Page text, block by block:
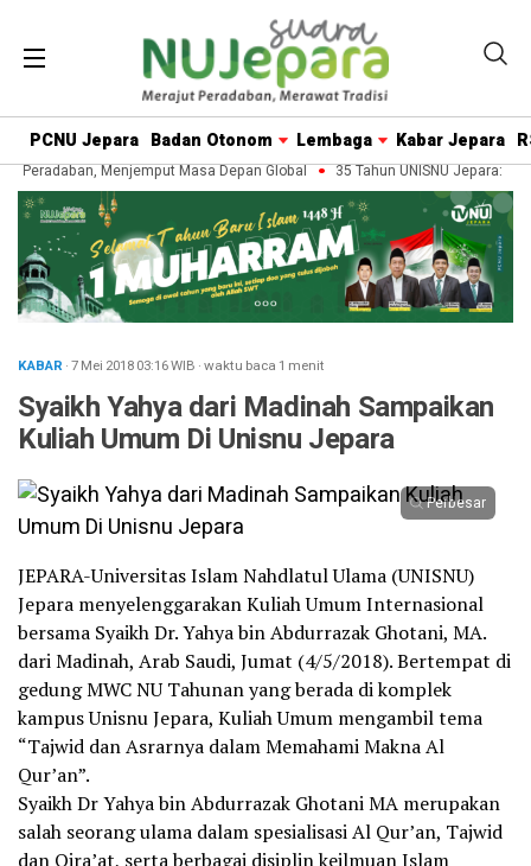
PCNU Jepara Badan Otonom Lembaga Kabar Jepara
Menjemput Masa Depan Global 35 Tahun UNISNU Jepara:
KABAR · 7 Mei 201803:16WIB ·waktu baca 1 menit
Syaikh Yahya dari Madinah Sampaikan
Kuliah Umum Di Unisnu Jepara
Perbesar
JEPARA-Universitas Islam Nahdlatul Ulama (UNISNU)
Jepara menyelenggarakan Kuliah Umum Internasional
bersama Syaikh Dr. Yahya bin Abdurrazak Ghotani, MA.
dari Madinah, Arab Saudi, Jumat (4/5/2018). Bertempat di
gedung MWC NU Tahunan yang berada di komplek
kampus Unisnu Jepara, Kuliah Umum mengambil tema
“Tajwid dan Asrarnya dalam Memahami Makna Al
Qur’an”.
Syaikh Dr Yahya bin Abdurrazak Ghotani MA merupakan
salah seorang ulama dalam spesialisasi Al Qur’an, Tajwid
dan Qira’at, serta berbagai disiplin keilmuan Islam